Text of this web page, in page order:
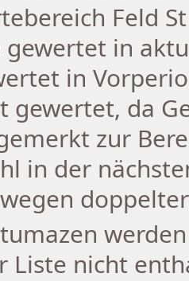
Feld
gewertet in
in
gewertet, da
zur
in der
Liste nicht